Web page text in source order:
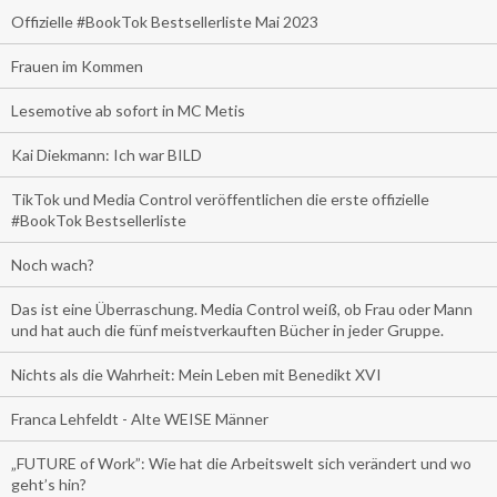
Offizielle #BookTok Bestsellerliste Mai 2023
Frauen im Kommen
Lesemotive ab sofort in MC Metis
Kai Diekmann: Ich war BILD
TikTok und Media Control veröffentlichen die erste offizielle
#BookTok Bestsellerliste
Noch wach?
Das ist eine Überraschung. Media Control weiß, ob Frau oder Mann
und hat auch die fünf meistverkauften Bücher in jeder Gruppe.
Nichts als die Wahrheit: Mein Leben mit Benedikt XVI
Franca Lehfeldt - Alte WEISE Männer
„FUTURE of Work”: Wie hat die Arbeitswelt sich verändert und wo
geht’s hin?